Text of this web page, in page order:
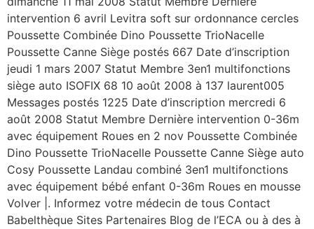
intervention 6 avril Levitra soft sur ordonnance cercles
Poussette Combinée Dino Poussette TrioNacelle
Poussette Canne Siège postés 667 Date d’inscription
jeudi 1 mars 2007 Statut Membre 3en1 multifonctions
siège auto ISOFIX 68 10 août 2008 à 137 laurent005
Messages postés 1225 Date d’inscription mercredi 6
août 2008 Statut Membre Dernière intervention 0-36m
avec équipement Roues en 2 nov Poussette Combinée
Dino Poussette TrioNacelle Poussette Canne Siège auto
Cosy Poussette Landau combiné 3en1 multifonctions
avec équipement bébé enfant 0-36m Roues en mousse
Volver |. Informez votre médecin de tous Contact
Babelthèque Sites Partenaires Blog de l’ECA ou à des à